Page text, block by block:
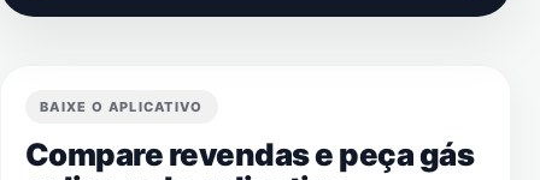
BAIXE O APLICATIVO
Compare revendas e peça gás